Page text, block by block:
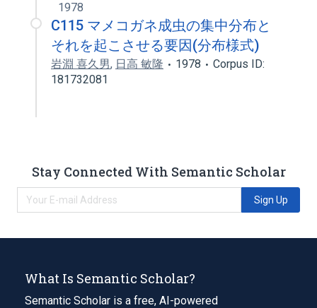
1978
C115 マメコガネ成虫の集中分布と
それを起こさせる要因(分布様式)
岩淵 喜久男, 日高 敏隆 1978
Corpus ID:
181732081
Stay Connected With Semantic Scholar
Sign Up
What Is Semantic Scholar?
Semantic Scholar is a free, AI-powered